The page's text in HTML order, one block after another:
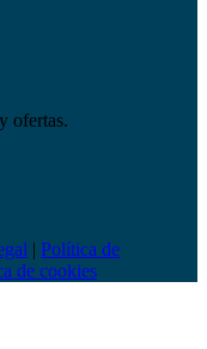
ofertas.
Política de
de cookies